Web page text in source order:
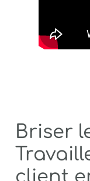
Briser
client